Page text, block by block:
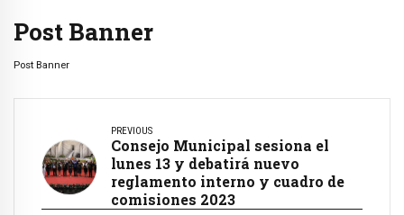
Post Banner
Post Banner
PREVIOUS
Consejo Municipal sesiona el
lunes 13 y debatirá nuevo
reglamento interno y cuadro de
comisiones 2023